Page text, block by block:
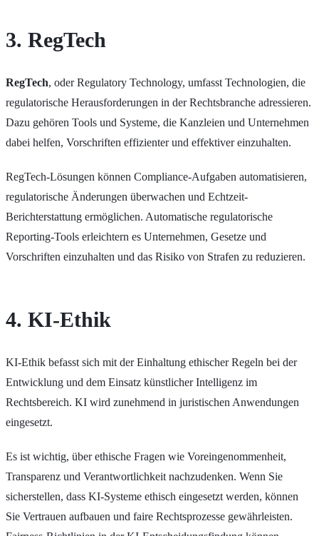
3. RegTech
RegTech, oder Regulatory Technology, umfasst Technologien, die
regulatorische Herausforderungen in der Rechtsbranche adressieren.
Dazu gehören Tools und Systeme, die Kanzleien und Unternehmen
dabei helfen, Vorschriften effizienter und effektiver einzuhalten.
RegTech-Lösungen können Compliance-Aufgaben automatisieren,
regulatorische Änderungen überwachen und Echtzeit-
Berichterstattung ermöglichen. Automatische regulatorische
Reporting-Tools erleichtern es Unternehmen, Gesetze und
Vorschriften einzuhalten und das Risiko von Strafen zu reduzieren.
4. KI-Ethik
KI-Ethik befasst sich mit der Einhaltung ethischer Regeln bei der
Entwicklung und dem Einsatz künstlicher Intelligenz im
Rechtsbereich. KI wird zunehmend in juristischen Anwendungen
eingesetzt.
Es ist wichtig, über ethische Fragen wie Voreingenommenheit,
Transparenz und Verantwortlichkeit nachzudenken. Wenn Sie
sicherstellen, dass KI-Systeme ethisch eingesetzt werden, können
Sie Vertrauen aufbauen und faire Rechtsprozesse gewährleisten.